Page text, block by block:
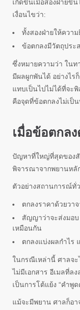
เกิดขึ้นเมื่อสองฝ่ายขึ้
เงื่อนไขว่า:
ทั้งสองฝ่ายให้ควา
ข้อตกลงมีวัตถุประ
ซึ่งหมายความว่า ใน
มีผลผูกพันได้ อย่างไ
แทบเป็นไปไม่ได้ที่จะ
คือจุดที่ข้อตกลงไม่เป็
เมื่อข้อตกล
ปัญหาที่ใหญ่ที่สุดของสั
พิจารณาจากพยานหลั
ตัวอย่างสถานการณ์ทั่
ตกลงราคาด้วยวา
สัญญาว่าจะส่งมอบ
เหมือนกัน
ตกลงแบ่งผลกำไร
ในกรณีเหล่านี้ ศาลจะ
ไม่มีเอกสาร อีเมลที่ล
เป็นการโต้แย้ง “คำพู
แม้จะมีพยาน ศาลก็อา